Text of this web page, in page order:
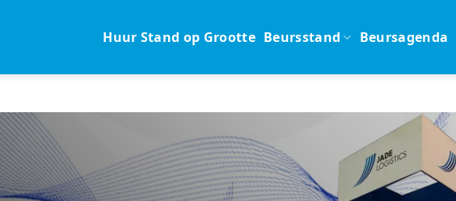
Huur Stand op Grootte Beursstand Beursagenda